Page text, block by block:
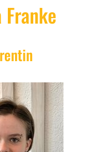
Franke